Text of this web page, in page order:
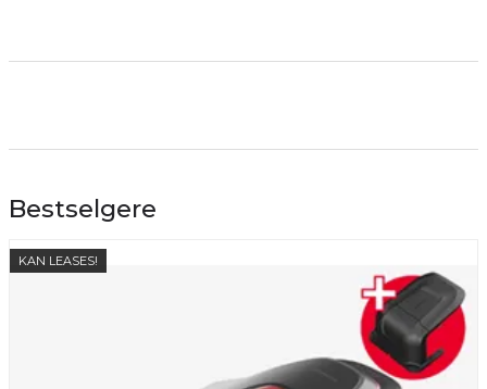
Bestselgere
KAN LEASES!